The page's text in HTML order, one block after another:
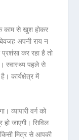
काम से खुश होकर
अपनी राय न
कर रहा है तो
स्वास्थ्य पहले से
कार्यक्षेत्र में
वर्ग को
जाएगी। सिविल
मित्र से आपकी